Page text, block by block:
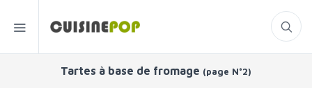
Tartes à base de fromage (page N°2)